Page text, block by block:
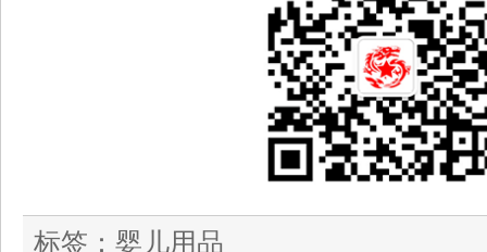
标签： 婴儿用品